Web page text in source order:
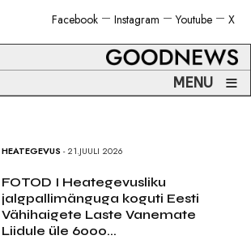
X
Youtube
Instagram
Facebook
MENU ≡
HEATEGEVUS - 17.JUULI 2026
Päästeliit on vabatahtlikele
päästjatele soetanud 54 AED
aparaati